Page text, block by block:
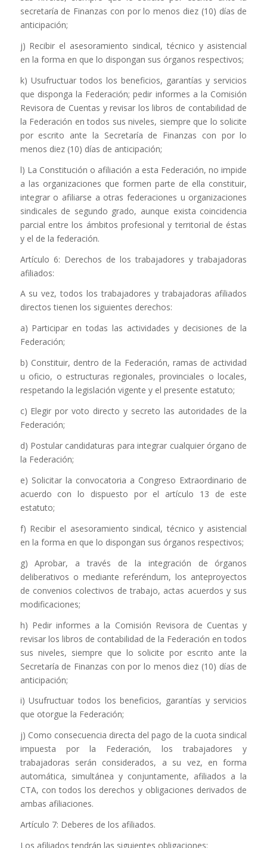
secretaría de Finanzas con por lo menos diez (10) días de
anticipación;
j) Recibir el asesoramiento sindical, técnico y asistencial
en la forma en que lo dispongan sus órganos respectivos;
k) Usufructuar todos los beneficios, garantías y servicios
que disponga la Federación; pedir informes a la Comisión
Revisora de Cuentas y revisar los libros de contabilidad de
la Federación en todos sus niveles, siempre que lo solicite
por escrito ante la Secretaría de Finanzas con por lo
menos diez (10) días de anticipación;
l) La Constitución o afiliación a esta Federación, no impide
a las organizaciones que formen parte de ella constituir,
integrar o afiliarse a otras federaciones u organizaciones
sindicales de segundo grado, aunque exista coincidencia
parcial entre los ámbitos profesional y territorial de éstas
y el de la federación.
Artículo 6: Derechos de los trabajadores y trabajadoras
afiliados:
A su vez, todos los trabajadores y trabajadoras afiliados
directos tienen los siguientes derechos:
a) Participar en todas las actividades y decisiones de la
Federación;
b) Constituir, dentro de la Federación, ramas de actividad
u oficio, o estructuras regionales, provinciales o locales,
respetando la legislación vigente y el presente estatuto;
c) Elegir por voto directo y secreto las autoridades de la
Federación;
d) Postular candidaturas para integrar cualquier órgano de
la Federación;
e) Solicitar la convocatoria a Congreso Extraordinario de
acuerdo con lo dispuesto por el artículo 13 de este
estatuto;
f) Recibir el asesoramiento sindical, técnico y asistencial
en la forma en que lo dispongan sus órganos respectivos;
g) Aprobar, a través de la integración de órganos
deliberativos o mediante referéndum, los anteproyectos
de convenios colectivos de trabajo, actas acuerdos y sus
modificaciones;
h) Pedir informes a la Comisión Revisora de Cuentas y
revisar los libros de contabilidad de la Federación en todos
sus niveles, siempre que lo solicite por escrito ante la
Secretaría de Finanzas con por lo menos diez (10) días de
anticipación;
i) Usufructuar todos los beneficios, garantías y servicios
que otorgue la Federación;
j) Como consecuencia directa del pago de la cuota sindical
impuesta por la Federación, los trabajadores y
trabajadoras serán considerados, a su vez, en forma
automática, simultánea y conjuntamente, afiliados a la
CTA, con todos los derechos y obligaciones derivados de
ambas afiliaciones.
Artículo 7: Deberes de los afiliados.
Los afiliados tendrán las siguientes obligaciones: